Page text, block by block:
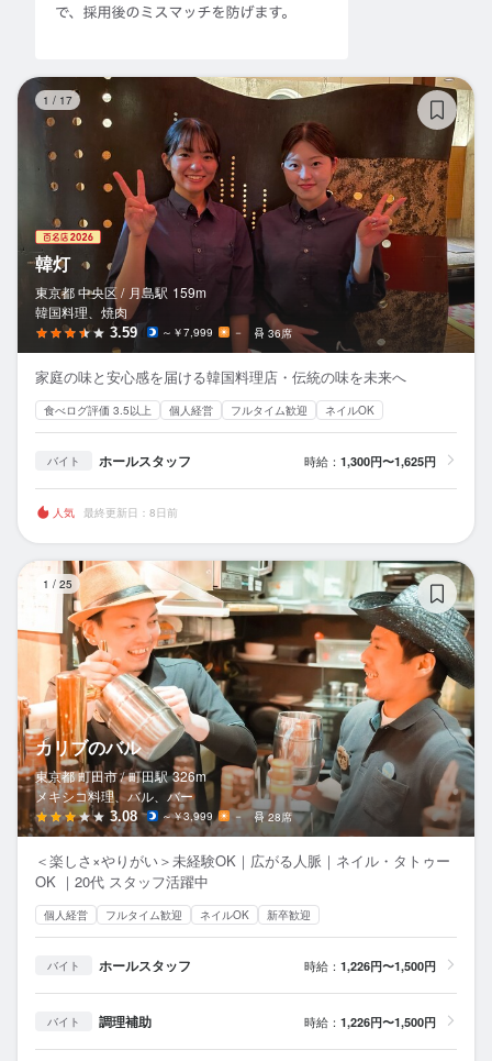
1 / 17
韓灯
東京都 中央区 / 月島駅 159m
韓国料理、焼肉
3.59 ～￥7,999 － 36席
家庭の味と安心感を届ける韓国料理店・伝統の味を未来へ
食べログ評価 3.5以上 個人経営 フルタイム歓迎 ネイルOK
バイト ホールスタッフ 時給： 1,300円〜1,625円
人気 最終更新日：8日前
1 / 25
カリブのバル
東京都 町田市 / 町田駅 326m
メキシコ料理、バル、バー
3.08 ～￥3,999 － 28席
＜楽しさ×やりがい＞未経験OK｜広がる人脈｜ネイル・タトゥー
OK ｜20代 スタッフ活躍中
個人経営 フルタイム歓迎 ネイルOK 新卒歓迎
バイト ホールスタッフ 時給： 1,226円〜1,500円
バイト 調理補助 時給： 1,226円〜1,500円